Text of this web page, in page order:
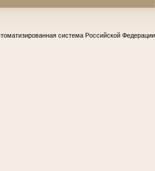
система Российской